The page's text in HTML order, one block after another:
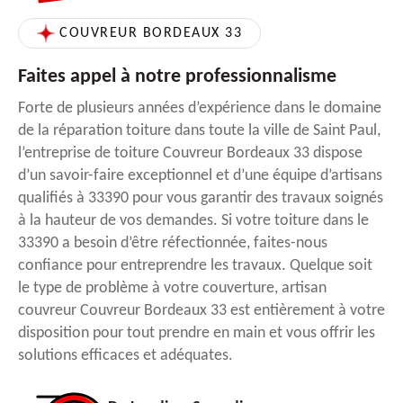
COUVREUR BORDEAUX 33
Faites appel à notre professionnalisme
Forte de plusieurs années d’expérience dans le domaine
de la réparation toiture dans toute la ville de Saint Paul,
l’entreprise de toiture Couvreur Bordeaux 33 dispose
d’un savoir-faire exceptionnel et d’une équipe d’artisans
qualifiés à 33390 pour vous garantir des travaux soignés
à la hauteur de vos demandes. Si votre toiture dans le
33390 a besoin d’être réfectionnée, faites-nous
confiance pour entreprendre les travaux. Quelque soit
le type de problème à votre couverture, artisan
couvreur Couvreur Bordeaux 33 est entièrement à votre
disposition pour tout prendre en main et vous offrir les
solutions efficaces et adéquates.